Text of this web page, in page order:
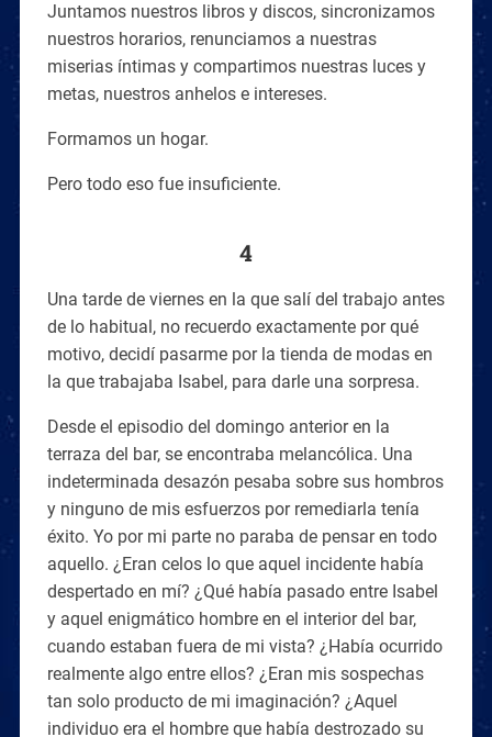
Juntamos nuestros libros y discos, sincronizamos
nuestros horarios, renunciamos a nuestras
miserias íntimas y compartimos nuestras luces y
metas, nuestros anhelos e intereses.
Formamos un hogar.
Pero todo eso fue insuficiente.
4
Una tarde de viernes en la que salí del trabajo antes
de lo habitual, no recuerdo exactamente por qué
motivo, decidí pasarme por la tienda de modas en
la que trabajaba Isabel, para darle una sorpresa.
Desde el episodio del domingo anterior en la
terraza del bar, se encontraba melancólica. Una
indeterminada desazón pesaba sobre sus hombros
y ninguno de mis esfuerzos por remediarla tenía
éxito. Yo por mi parte no paraba de pensar en todo
aquello. ¿Eran celos lo que aquel incidente había
despertado en mí? ¿Qué había pasado entre Isabel
y aquel enigmático hombre en el interior del bar,
cuando estaban fuera de mi vista? ¿Había ocurrido
realmente algo entre ellos? ¿Eran mis sospechas
tan solo producto de mi imaginación? ¿Aquel
individuo era el hombre que había destrozado su